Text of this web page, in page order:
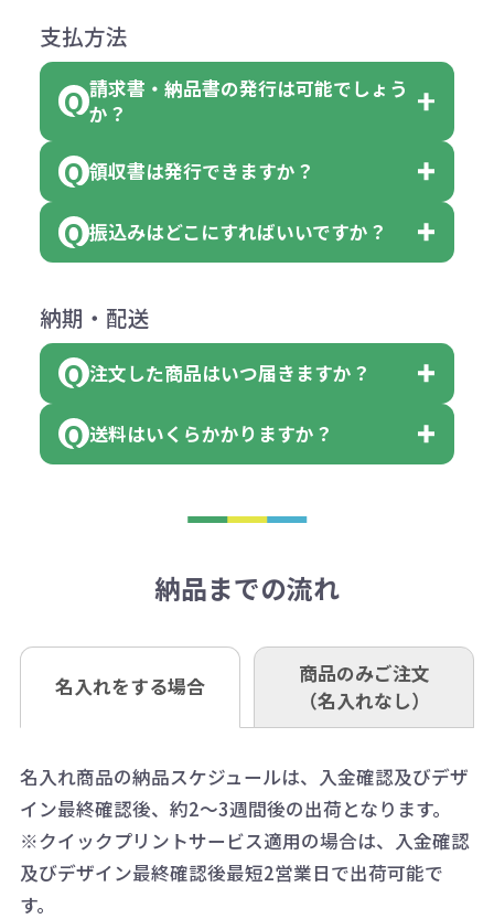
費用）
になっております。
クエアトート」は10個単位でしたら
色を指定出来るので、ピンクを100
個、ブルーを90個、イエローを110
【色指定の仕方】
に必要な個数を入力ください。
※10個単位など購入できる単位が決
はまらない数を入力すると、アラー
アラートに従って数を調整してくだ
合
●名入れ、オリジナルの内容が異な
っていた場合
または返金にて対応させていただき
ます。
その際不良品については送料着払い
ください。
（商品の状態により、対応が変わる
※不良商品をご返却いただけない場
います。あらかじめご了承くださ
※不良商品は商品到着後7営業日以
お問合せ先
AM10:00～PM5:00（土・日・祝日を
除く平日）
計算例：
＜1色印刷の場合＞
（提供価格（商品代）+名入れ費用
（印刷代））×枚数+製版代
（提供価格（商品代）+名入れ費用
×色数
※例えば2色印刷の場合には、名入
れ費用が2倍、製版代が2倍必要で
相談下さい。
なお、印刷代はボリュームディスカ
同じ版で多くの数量を印刷すると、1
個当たりの印刷代単価がお安くなり
一方、数量が少なく一定数に満たな
い場合は、単価計算ではなく、印刷
代の基本料金を一式頂戴する場合が
ございます。
商品によりますが、お見積もりさせ
ていただきます。
見積もりサポートから個別でお問い
支払方法
請求書・納品書の発行は可能でしょう
か？
会員様はマイページより各種帳票の
ダウンロードが可能です。
詳しくはこちらはご確認ください。
領収書のダウンロード
領収書は発行できますか？
会員様はマイページより各種帳票の
詳しくはこちらはご確認ください。
領収書のダウンロード
振込みはどこにすればいいですか？
下記口座にお願いします。
■三菱UFJ銀行
小田井支店（おたいしてん）
■ゆうちょ銀行（振替口座）
口座名 株式会社モノベーション
※振り込み手数料はお客さま負担と
なりますのでご注意ください。
納期・配送
注文した商品はいつ届きますか？
既製品の場合、ご入金確認後3営業
ご入金確認後約3週間となります。
定しているものもあります。
あれば、午前中までにご注文とご入
金いただければ翌日着でお送りする
お急ぎの場合、ご相談ください。最
大限努力いたします。
送料はいくらかかりますか？
き別途申し受けます。
も複数ヶ所への納品の場合、別途送
料頂戴する場合がございます。
詳細はこちらご確認ください。
配送について
納品までの流れ
名入れをする場合
商品のみご注文
（名入れなし）
名入れ商品の納品スケジュールは、入金確認及びデザ
イン最終確認後、約2～3週間後の出荷となります。
※クイックプリントサービス適用の場合は、入金確認
及びデザイン最終確認後最短2営業日で出荷可能で
す。